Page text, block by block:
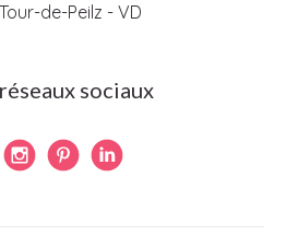
de-Peilz - VD
sociaux